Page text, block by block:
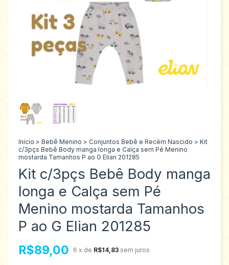
Início > Bebê Menino > Conjuntos Bebê e Recém Nascido > Kit
c/3pçs Bebê Body manga longa e Calça sem Pé Menino
mostarda Tamanhos P ao G Elian 201285
Kit c/3pçs Bebê Body manga
longa e Calça sem Pé
Menino mostarda Tamanhos
P ao G Elian 201285
R$89,00 6 x de R$14,83 sem juros